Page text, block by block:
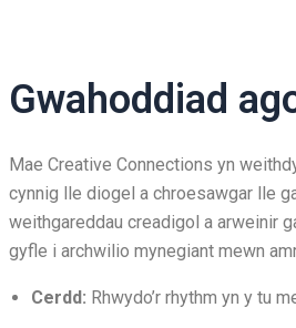
Gwahoddiad
Mae Creative Connections yn
cynnig lle diogel a chroesawgar lle
weithgareddau creadigol a arweinir
gyfle i archwilio mynegiant mewn
Cerdd: Rhwydo’r rhythm yn y tu